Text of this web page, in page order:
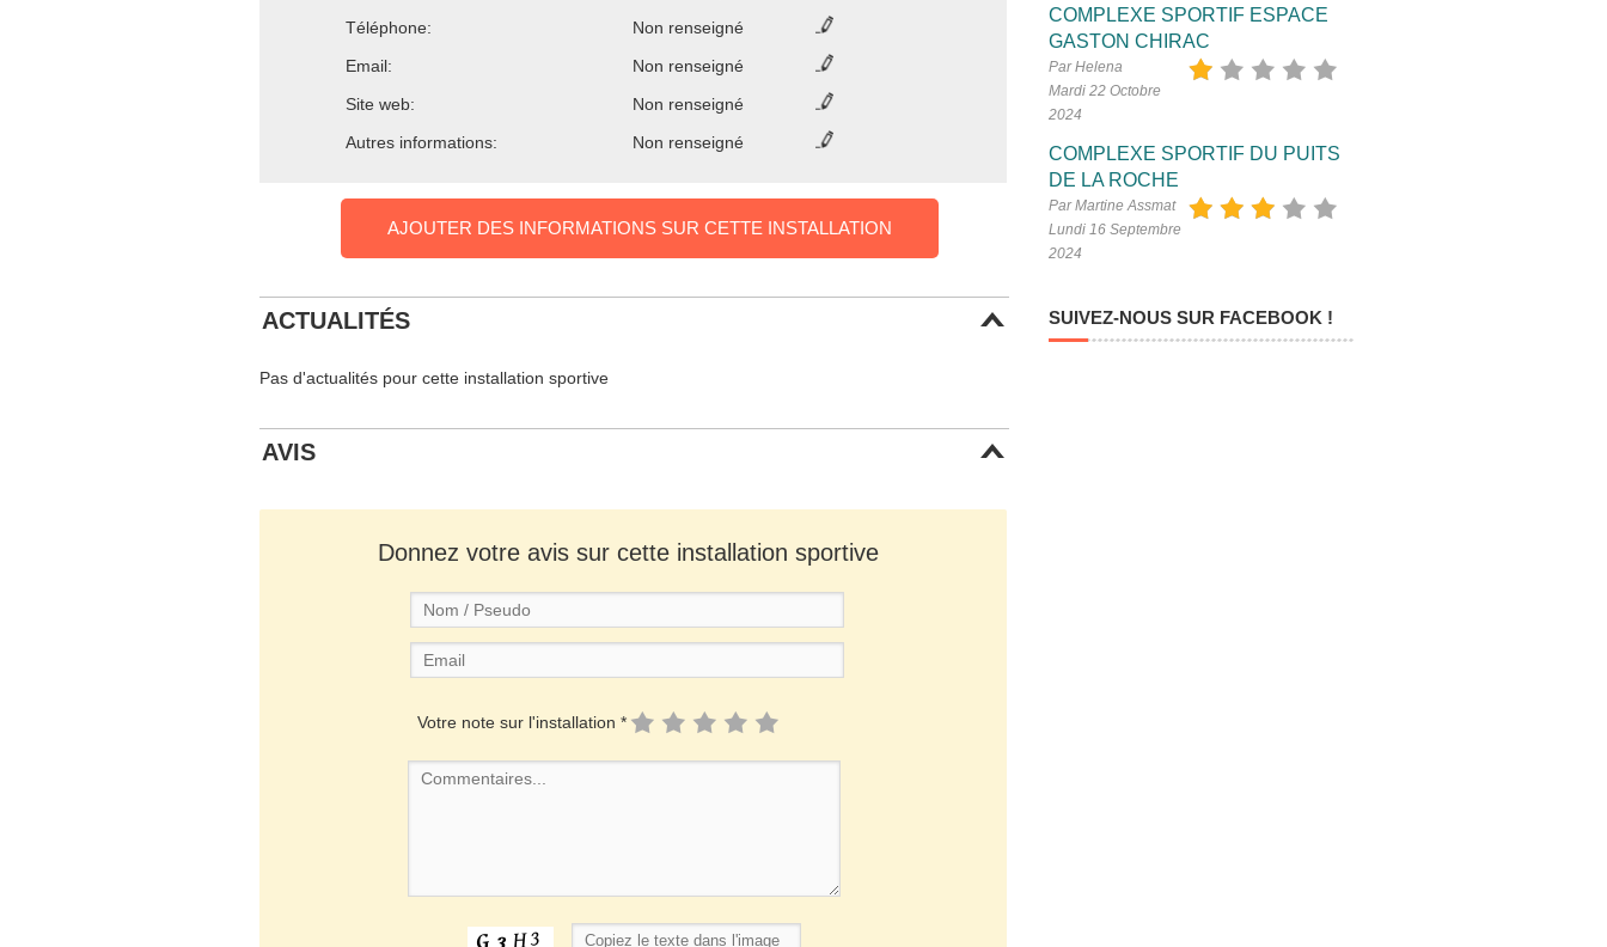
Téléphone:
Non renseigné
Email:
Non renseigné
Site web:
Non renseigné
Autres informations:
Non renseigné
AJOUTER DES INFORMATIONS SUR CETTE INSTALLATION
ACTUALITÉS
Pas d'actualités pour cette installation sportive
AVIS
Donnez votre avis sur cette installation sportive
Votre note sur l'installation *
COMPLEXE SPORTIF ESPACE
GASTON CHIRAC
Par Helena
Mardi 22 Octobre
2024
COMPLEXE SPORTIF DU PUITS
DE LA ROCHE
Par Martine Assmat
Lundi 16 Septembre
2024
SUIVEZ-NOUS SUR FACEBOOK !